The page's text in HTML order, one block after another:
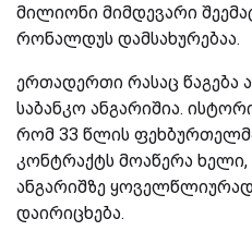
მილიონი მიმდევარი
რონალდუს დამსახურებაა.
ერთადერთი რასაც წაგება
საბანკო ანგარიშია.
რომ 33 წლის
კონტრაქტს მოაწერა
ანგარიშზე
დაირიცხება.